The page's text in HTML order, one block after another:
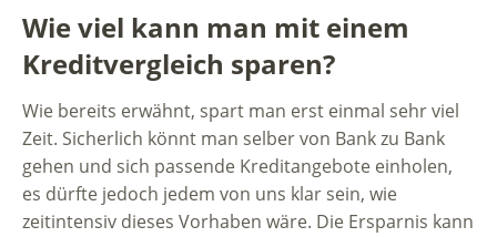
Wie viel kann man mit einem
Kreditvergleich sparen?
Wie bereits erwähnt, spart man erst einmal sehr viel
Zeit. Sicherlich könnt man selber von Bank zu Bank
gehen und sich passende Kreditangebote einholen,
es dürfte jedoch jedem von uns klar sein, wie
zeitintensiv dieses Vorhaben wäre. Die Ersparnis kann